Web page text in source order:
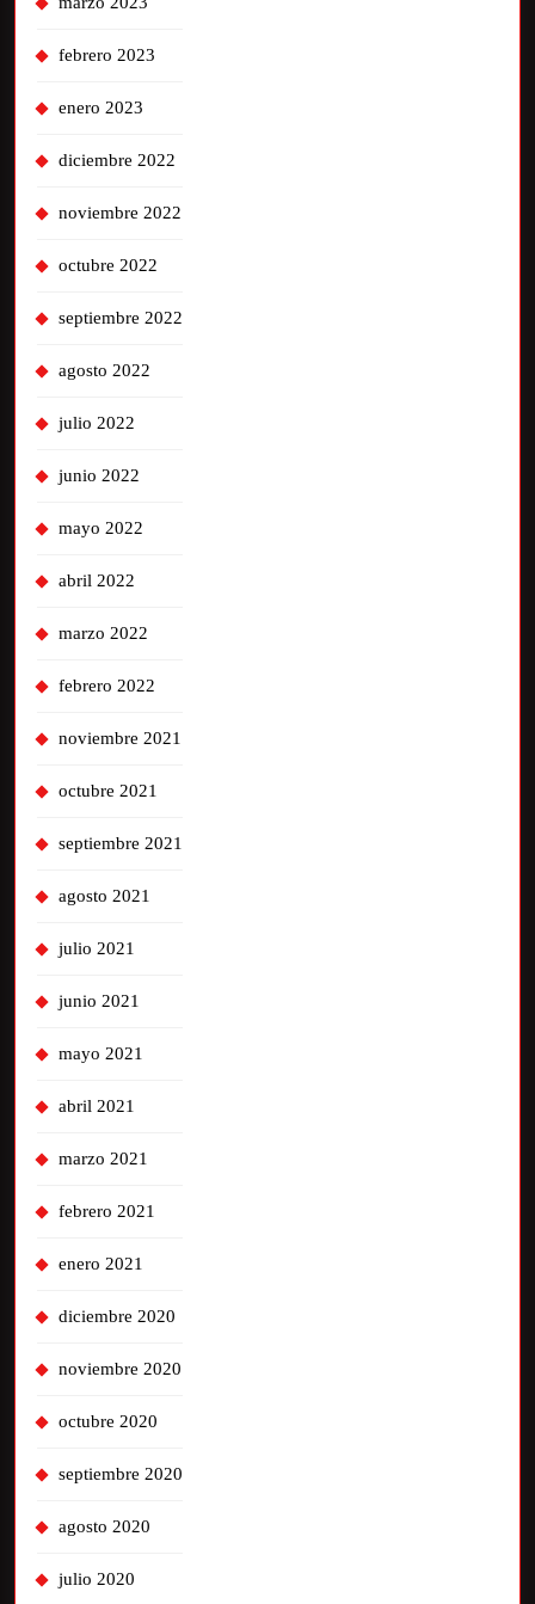
febrero 2023
enero 2023
diciembre 2022
noviembre 2022
octubre 2022
septiembre 2022
agosto 2022
julio 2022
junio 2022
mayo 2022
abril 2022
marzo 2022
febrero 2022
noviembre 2021
octubre 2021
septiembre 2021
agosto 2021
julio 2021
junio 2021
mayo 2021
abril 2021
marzo 2021
febrero 2021
enero 2021
diciembre 2020
noviembre 2020
octubre 2020
septiembre 2020
agosto 2020
julio 2020